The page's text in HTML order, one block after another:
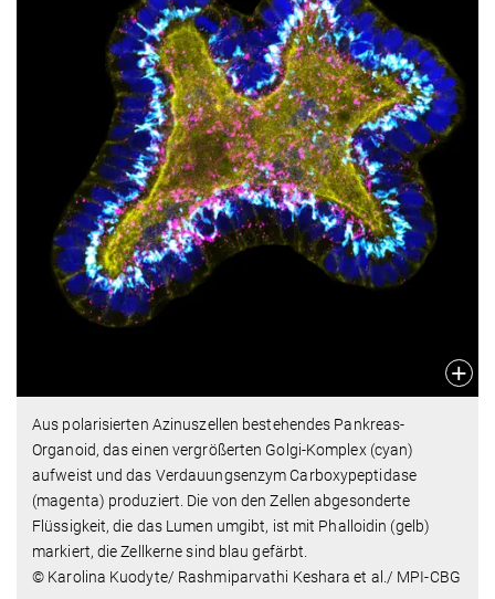
Aus polarisierten Azinuszellen bestehendes Pankreas-
Organoid, das einen vergrößerten Golgi-Komplex (cyan)
aufweist und das Verdauungsenzym Carboxypeptidase
(magenta) produziert. Die von den Zellen abgesonderte
Flüssigkeit, die das Lumen umgibt, ist mit Phalloidin (gelb)
markiert, die Zellkerne sind blau gefärbt.
© Karolina Kuodyte/ Rashmiparvathi Keshara et al./ MPI-CBG